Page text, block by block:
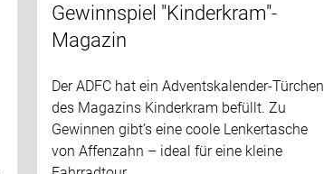
Gewinnspiel "Kinderkram"-
Magazin
Der ADFC hat ein Adventskalender-Türchen
des Magazins Kinderkram befüllt. Zu
Gewinnen gibt’s eine coole Lenkertasche
von Affenzahn – ideal für eine kleine